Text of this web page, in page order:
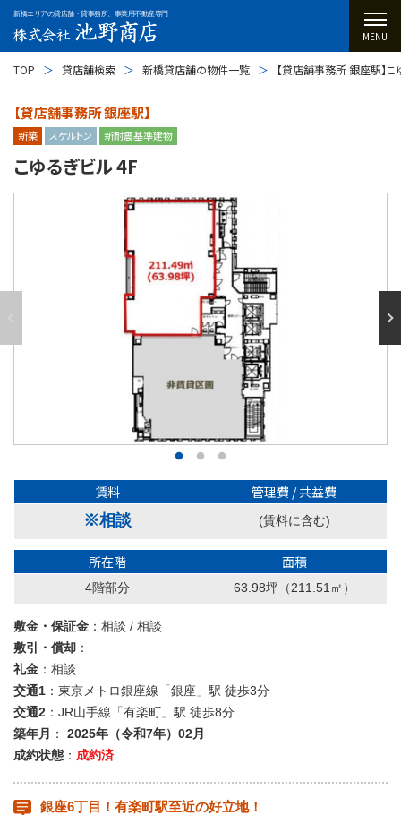
新橋エリアの貸店舗・貸事務所、事業用不動産専門
MENU
TOP 貸店舗検索 新橋貸店舗の物件一覧 【貸店舗事務所 銀座駅】
【貸店舗事務所 銀座駅】
新築 スケルトン 新耐震基準建物
こゆるぎビル 4F
賃料
管理費 / 共益費
※相談
(賃料に含む)
所在階 面積
4階部分 63.98坪（211.51㎡）
敷金・保証金 ：相談 / 相談
敷引・償却 ：
礼金 ：相談
交通1 ：東京メトロ銀座線「銀座」駅 徒歩3分
交通2 ：JR山手線「有楽町」駅 徒歩8分
築年月
： 2025年（令和7年）02月
成約状態 ： 成約済
銀座6丁目！有楽町駅至近の好立地！